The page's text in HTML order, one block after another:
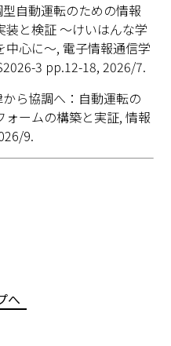
自動運転のための情報
と検証 ～けいはんな学
心に～, 電子情報通信学
3 pp.12-18, 2026/7.
ら協調へ：自動運転の
ームの構築と実証, 情報
9.
へ